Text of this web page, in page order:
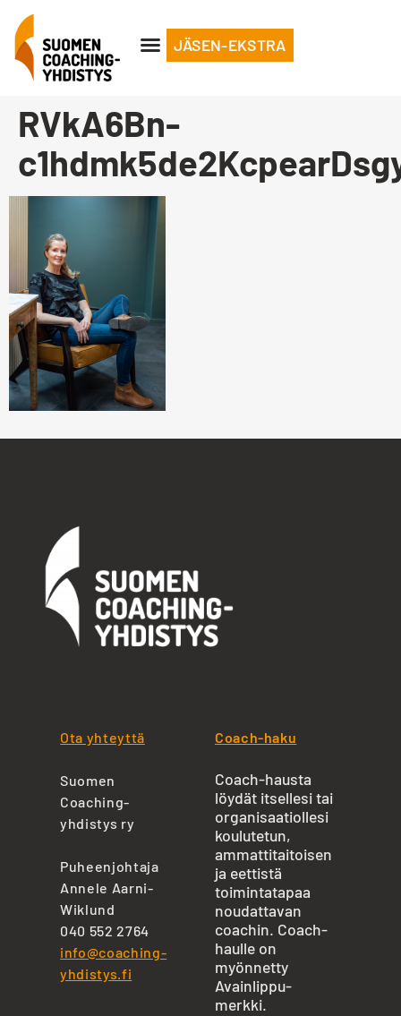
JÄSEN-EKSTRA
RVkA6Bn-
Ota yhteyttä
Suomen
Coaching-
yhdistys ry
Puheenjohtaja
Annele Aarni-
Wiklund
040 552 2764
info@coaching-
yhdistys.fi
Coach-haku
Coach-hausta
löydät itsellesi tai
organisaatiollesi
koulutetun,
ammattitaitoisen
ja eettistä
toimintatapaa
noudattavan
coachin. Coach-
haulle on
myönnetty
Avainlippu-
merkki.